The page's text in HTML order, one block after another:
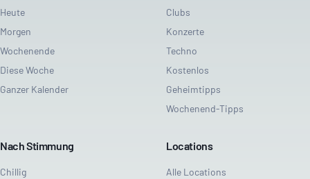
Heute
Morgen
Wochenende
Diese Woche
Ganzer Kalender
Clubs
Konzerte
Techno
Kostenlos
Geheimtipps
Wochenend-Tipps
Nach Stimmung
Chillig
Locations
Alle Locations